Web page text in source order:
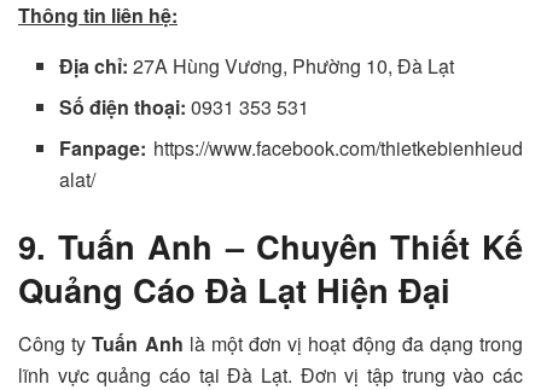
Thông tin liên hệ:
Địa chỉ:27A Hùng Vương, Phường 10, Đà Lạt
Số điện thoại:0931 353 531
Fanpage: https://www.facebook.com/thietkebienhieud
alat/
9. Tuấn Anh – Chuyên Thiết Kế
Quảng Cáo Đà Lạt Hiện Đại
Công tyTuấn Anh là một đơn vị hoạt động đa dạng trong
lĩnh vực quảng cáo tại Đà Lạt. Đơn vị tập trung vào các